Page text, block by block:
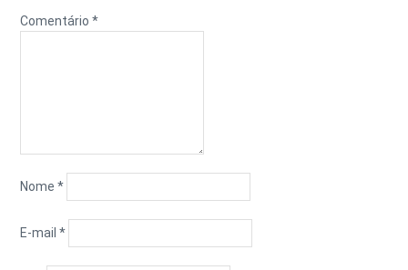
Comentário*
Nome*
E-mail*